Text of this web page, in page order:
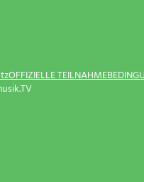
OFFIZIELLE